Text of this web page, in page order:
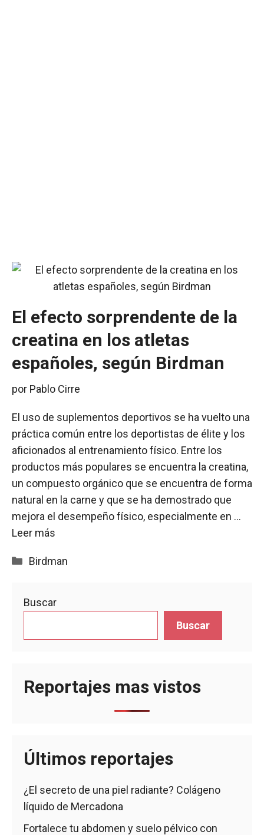
El efecto sorprendente de la
creatina en los atletas
españoles, según Birdman
por Pablo Cirre
El uso de suplementos deportivos se ha vuelto una
práctica común entre los deportistas de élite y los
aficionados al entrenamiento físico. Entre los
productos más populares se encuentra la creatina,
un compuesto orgánico que se encuentra de forma
natural en la carne y que se ha demostrado que
mejora el desempeño físico, especialmente en …
Leer más
Categorías
Birdman
Buscar
Buscar
Reportajes mas vistos
Últimos reportajes
¿El secreto de una piel radiante? Colágeno
líquido de Mercadona
Fortalece tu abdomen y suelo pélvico con